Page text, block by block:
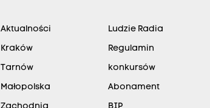
Aktualności
Kraków
Tarnów
Małopolska
Ludzie Radia
Regulamin
konkursów
Abonament